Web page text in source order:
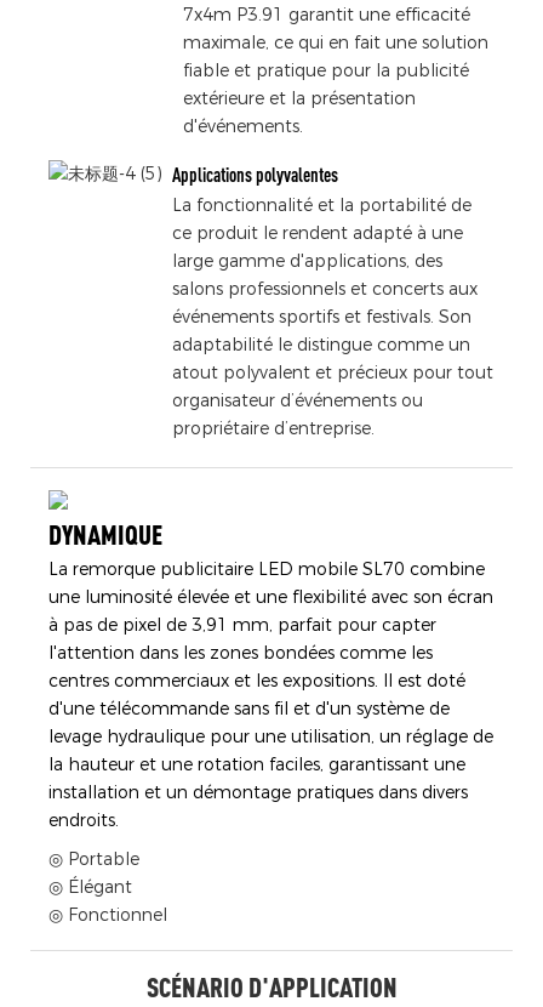
7x4m P3.91 garantit une efficacité
maximale, ce qui en fait une solution
fiable et pratique pour la publicité
extérieure et la présentation
d'événements.
Applications polyvalentes
La fonctionnalité et la portabilité de
ce produit le rendent adapté à une
large gamme d'applications, des
salons professionnels et concerts aux
événements sportifs et festivals. Son
adaptabilité le distingue comme un
atout polyvalent et précieux pour tout
organisateur d’événements ou
propriétaire d’entreprise.
DYNAMIQUE
La remorque publicitaire LED mobile SL70 combine
une luminosité élevée et une flexibilité avec son écran
à pas de pixel de 3,91 mm, parfait pour capter
l'attention dans les zones bondées comme les
centres commerciaux et les expositions. Il est doté
d'une télécommande sans fil et d'un système de
levage hydraulique pour une utilisation, un réglage de
la hauteur et une rotation faciles, garantissant une
installation et un démontage pratiques dans divers
endroits.
◎ Portable
◎ Élégant
◎ Fonctionnel
SCÉNARIO D'APPLICATION